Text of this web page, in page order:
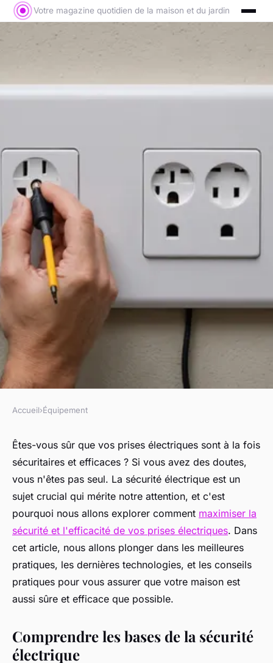
Votre magazine quotidien de la maison et du jardin
ÉQUIPEMENT
Maximisez la sécurité et
l'efficacité de vos prises
électriques
Capucine• 4 février 2025•8 min de lecture
Accueil›Équipement
Êtes-vous sûr que vos prises électriques sont à la fois
sécuritaires et efficaces ? Si vous avez des doutes,
vous n'êtes pas seul. La sécurité électrique est un
sujet crucial qui mérite notre attention, et c'est
pourquoi nous allons explorer comment maximiser la
sécurité et l'efficacité de vos prises électriques. Dans
cet article, nous allons plonger dans les meilleures
pratiques, les dernières technologies, et les conseils
pratiques pour vous assurer que votre maison est
aussi sûre et efficace que possible.
Comprendre les bases de la sécurité
électrique